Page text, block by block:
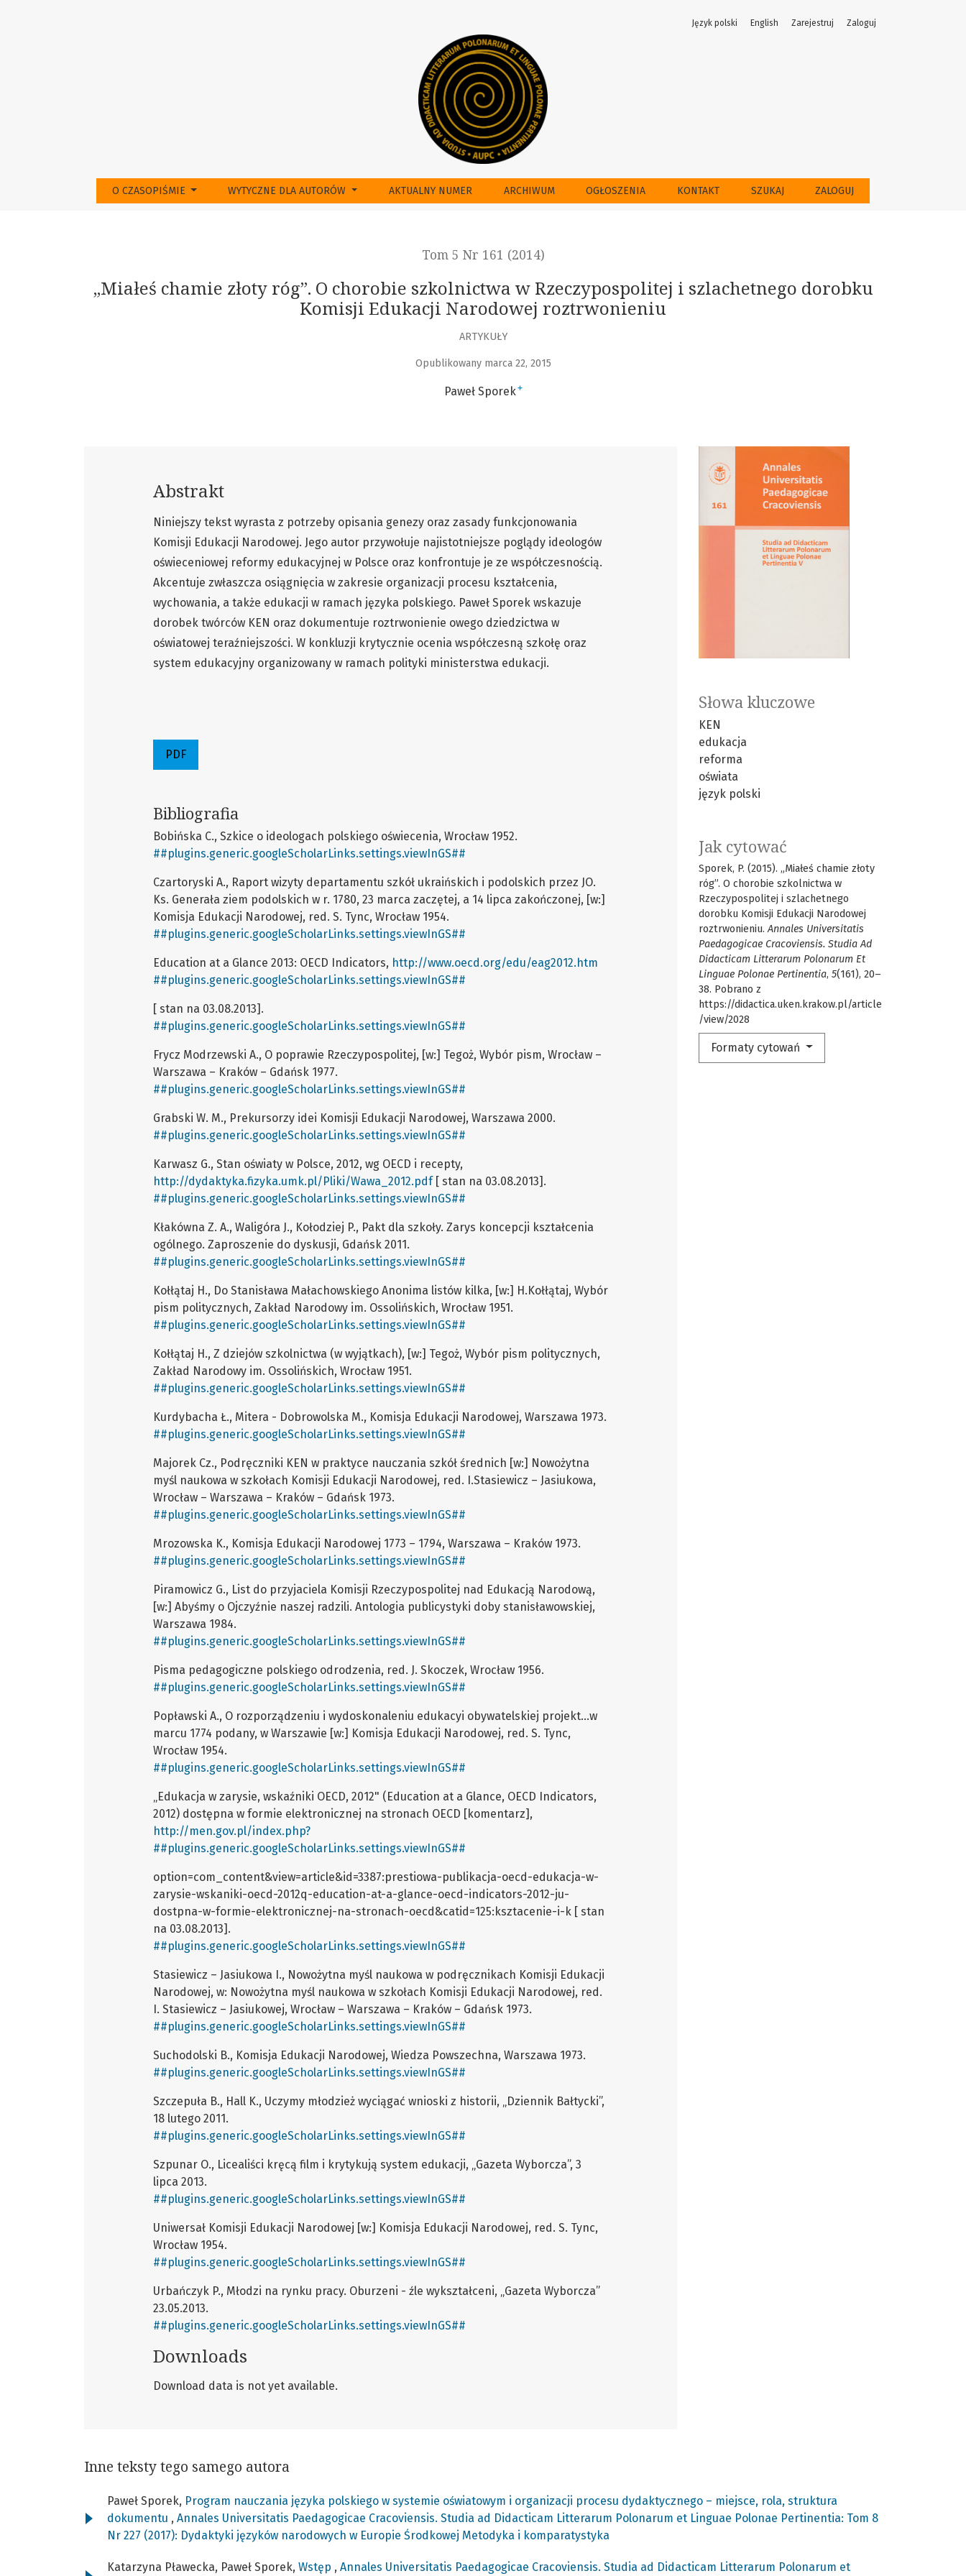
„Miałeś chamie złoty róg”. O chorobie szkolnictwa w Rzeczypospolitej i szlachetnego dorobku Komisji Edukacji Narodowej roztrwonieniu
O CZASOPIŚMIE WYTYCZNE DLA AUTORÓW AKTUALNY NUMER ARCHIWUM OGŁOSZENIA KONTAKT SZUKAJ ZALOGUJ
Język polski English Zarejestruj Zaloguj
Tom 5 Nr 161 (2014)
„Miałeś chamie złoty róg”. O chorobie szkolnictwa w Rzeczypospolitej i szlachetnego dorobku
Komisji Edukacji Narodowej roztrwonieniu
ARTYKUŁY
Opublikowany marca 22, 2015
Paweł Sporek+
Słowa kluczowe
KEN
edukacja
reforma
oświata
język polski
Jak cytować
Sporek, P. (2015). „Miałeś chamie złoty
róg”. O chorobie szkolnictwa w
Rzeczypospolitej i szlachetnego
dorobku Komisji Edukacji Narodowej
roztrwonieniu.Annales Universitatis
Paedagogicae Cracoviensis. Studia Ad
Didacticam Litterarum Polonarum Et
Linguae Polonae Pertinentia, 5(161), 20–
38. Pobrano z
https://didactica.uken.krakow.pl/article
/view/2028
Formaty cytowań
Abstrakt
Niniejszy tekst wyrasta z potrzeby opisania genezy oraz zasady funkcjonowania
Komisji Edukacji Narodowej. Jego autor przywołuje najistotniejsze poglądy ideologów
oświeceniowej reformy edukacyjnej w Polsce oraz konfrontuje je ze współczesnością.
Akcentuje zwłaszcza osiągnięcia w zakresie organizacji procesu kształcenia,
wychowania, a także edukacji w ramach języka polskiego. Paweł Sporek wskazuje
dorobek twórców KEN oraz dokumentuje roztrwonienie owego dziedzictwa w
oświatowej teraźniejszości. W konkluzji krytycznie ocenia współczesną szkołę oraz
system edukacyjny organizowany w ramach polityki ministerstwa edukacji.
PDF
Bibliografia
Bobińska C., Szkice o ideologach polskiego oświecenia, Wrocław 1952.
##plugins.generic.googleScholarLinks.settings.viewInGS##
Czartoryski A., Raport wizyty departamentu szkół ukraińskich i podolskich przez JO.
Ks. Generała ziem podolskich w r. 1780, 23 marca zaczętej, a 14 lipca zakończonej, [w:]
Komisja Edukacji Narodowej, red. S. Tync, Wrocław 1954.
##plugins.generic.googleScholarLinks.settings.viewInGS##
Education at a Glance 2013: OECD Indicators, http://www.oecd.org/edu/eag2012.htm
##plugins.generic.googleScholarLinks.settings.viewInGS##
[ stan na 03.08.2013].
##plugins.generic.googleScholarLinks.settings.viewInGS##
Frycz Modrzewski A., O poprawie Rzeczypospolitej, [w:] Tegoż, Wybór pism, Wrocław –
Warszawa – Kraków – Gdańsk 1977.
##plugins.generic.googleScholarLinks.settings.viewInGS##
Grabski W. M., Prekursorzy idei Komisji Edukacji Narodowej, Warszawa 2000.
##plugins.generic.googleScholarLinks.settings.viewInGS##
Karwasz G., Stan oświaty w Polsce, 2012, wg OECD i recepty,
http://dydaktyka.fizyka.umk.pl/Pliki/Wawa_2012.pdf[ stan na 03.08.2013].
##plugins.generic.googleScholarLinks.settings.viewInGS##
Kłakówna Z. A., Waligóra J., Kołodziej P., Pakt dla szkoły. Zarys koncepcji kształcenia
ogólnego. Zaproszenie do dyskusji, Gdańsk 2011.
##plugins.generic.googleScholarLinks.settings.viewInGS##
Kołłątaj H., Do Stanisława Małachowskiego Anonima listów kilka, [w:] H.Kołłątaj, Wybór
pism politycznych, Zakład Narodowy im. Ossolińskich, Wrocław 1951.
##plugins.generic.googleScholarLinks.settings.viewInGS##
Kołłątaj H., Z dziejów szkolnictwa (w wyjątkach), [w:] Tegoż, Wybór pism politycznych,
Zakład Narodowy im. Ossolińskich, Wrocław 1951.
##plugins.generic.googleScholarLinks.settings.viewInGS##
Kurdybacha Ł., Mitera - Dobrowolska M., Komisja Edukacji Narodowej, Warszawa 1973.
##plugins.generic.googleScholarLinks.settings.viewInGS##
Majorek Cz., Podręczniki KEN w praktyce nauczania szkół średnich [w:] Nowożytna
myśl naukowa w szkołach Komisji Edukacji Narodowej, red. I.Stasiewicz – Jasiukowa,
Wrocław – Warszawa – Kraków – Gdańsk 1973.
##plugins.generic.googleScholarLinks.settings.viewInGS##
Mrozowska K., Komisja Edukacji Narodowej 1773 – 1794, Warszawa – Kraków 1973.
##plugins.generic.googleScholarLinks.settings.viewInGS##
Piramowicz G., List do przyjaciela Komisji Rzeczypospolitej nad Edukacją Narodową,
[w:] Abyśmy o Ojczyźnie naszej radzili. Antologia publicystyki doby stanisławowskiej,
Warszawa 1984.
##plugins.generic.googleScholarLinks.settings.viewInGS##
Pisma pedagogiczne polskiego odrodzenia, red. J. Skoczek, Wrocław 1956.
##plugins.generic.googleScholarLinks.settings.viewInGS##
Popławski A., O rozporządzeniu i wydoskonaleniu edukacyi obywatelskiej projekt…w
marcu 1774 podany, w Warszawie [w:] Komisja Edukacji Narodowej, red. S. Tync,
Wrocław 1954.
##plugins.generic.googleScholarLinks.settings.viewInGS##
„Edukacja w zarysie, wskaźniki OECD, 2012" (Education at a Glance, OECD Indicators,
2012) dostępna w formie elektronicznej na stronach OECD [komentarz],
http://men.gov.pl/index.php?
##plugins.generic.googleScholarLinks.settings.viewInGS##
option=com_content&view=article&id=3387:prestiowa-publikacja-oecd-edukacja-w-
zarysie-wskaniki-oecd-2012q-education-at-a-glance-oecd-indicators-2012-ju-
dostpna-w-formie-elektronicznej-na-stronach-oecd&catid=125:ksztacenie-i-k [ stan
na 03.08.2013].
##plugins.generic.googleScholarLinks.settings.viewInGS##
Stasiewicz – Jasiukowa I., Nowożytna myśl naukowa w podręcznikach Komisji Edukacji
Narodowej, w: Nowożytna myśl naukowa w szkołach Komisji Edukacji Narodowej, red.
I. Stasiewicz – Jasiukowej, Wrocław – Warszawa – Kraków – Gdańsk 1973.
##plugins.generic.googleScholarLinks.settings.viewInGS##
Suchodolski B., Komisja Edukacji Narodowej, Wiedza Powszechna, Warszawa 1973.
##plugins.generic.googleScholarLinks.settings.viewInGS##
Szczepuła B., Hall K., Uczymy młodzież wyciągać wnioski z historii, „Dziennik Bałtycki”,
18 lutego 2011.
##plugins.generic.googleScholarLinks.settings.viewInGS##
Szpunar O., Licealiści kręcą film i krytykują system edukacji, „Gazeta Wyborcza”, 3
lipca 2013.
##plugins.generic.googleScholarLinks.settings.viewInGS##
Uniwersał Komisji Edukacji Narodowej [w:] Komisja Edukacji Narodowej, red. S. Tync,
Wrocław 1954.
##plugins.generic.googleScholarLinks.settings.viewInGS##
Urbańczyk P., Młodzi na rynku pracy. Oburzeni - źle wykształceni, „Gazeta Wyborcza”
23.05.2013.
##plugins.generic.googleScholarLinks.settings.viewInGS##
Downloads
Download data is not yet available.
Inne teksty tego samego autora
Paweł Sporek, Program nauczania języka polskiego w systemie oświatowym i organizacji procesu dydaktycznego – miejsce, rola, struktura
dokumentu , Annales Universitatis Paedagogicae Cracoviensis. Studia ad Didacticam Litterarum Polonarum et Linguae Polonae Pertinentia: Tom 8
Nr 227 (2017): Dydaktyki języków narodowych w Europie Środkowej Metodyka i komparatystyka
Katarzyna Pławecka, Paweł Sporek, Wstęp , Annales Universitatis Paedagogicae Cracoviensis. Studia ad Didacticam Litterarum Polonarum et